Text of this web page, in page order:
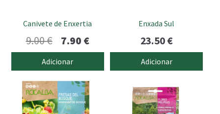
Canivete de Enxertia
9.00€
preço
original
era:
9.00 €.
7.90 €O
atual
é:
7.90 €.
Adicionar
Enxada Sul
23.50€
Adicionar